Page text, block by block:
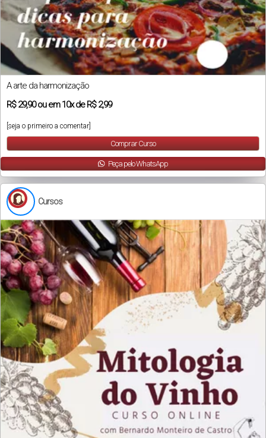
A arte da harmonização
R$29,90ou em10xdeR$ 2,99
[seja o primeiro a comentar]
Comprar Curso
Peça pelo WhatsApp
Cursos